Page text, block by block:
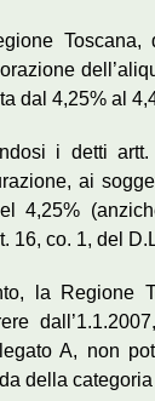
dal 4,25% al
i detti
ai
4,25%
16, co. 1, del
la Regione
A, non
della